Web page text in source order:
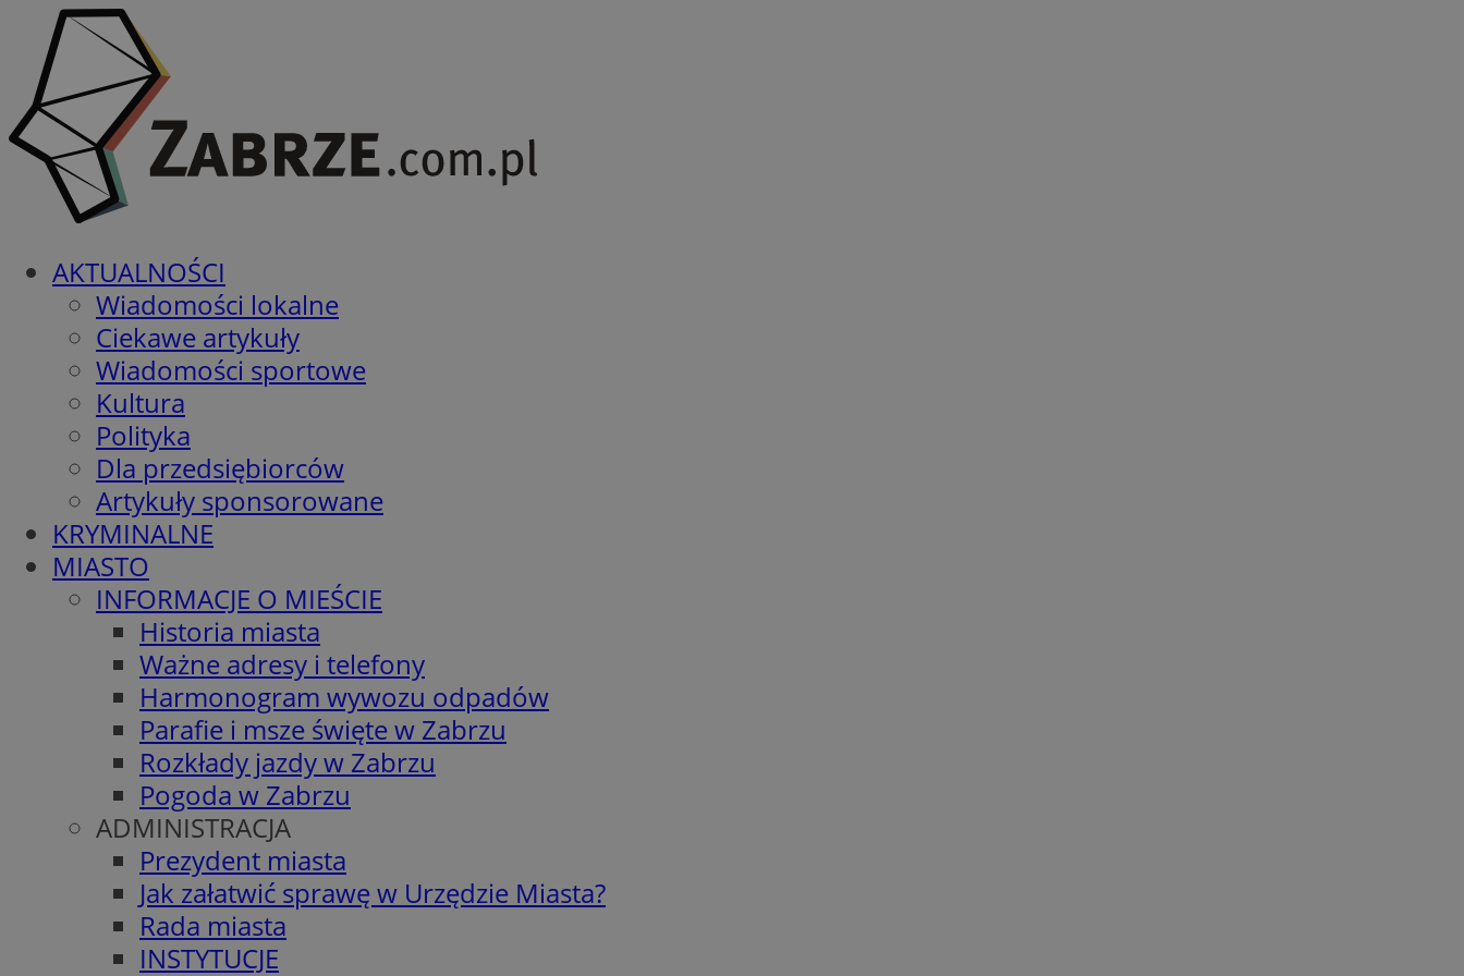
AKTUALNOŚCI
Wiadomości lokalne
Ciekawe artykuły
Wiadomości sportowe
Kultura
Polityka
Dla przedsiębiorców
Artykuły sponsorowane
KRYMINALNE
MIASTO
INFORMACJE O MIEŚCIE
Historia miasta
Ważne adresy i telefony
Harmonogram wywozu odpadów
Parafie i msze święte w Zabrzu
Rozkłady jazdy w Zabrzu
Pogoda w Zabrzu
ADMINISTRACJA
Prezydent miasta
Jak załatwić sprawę w Urzędzie Miasta?
Rada miasta
INSTYTUCJE